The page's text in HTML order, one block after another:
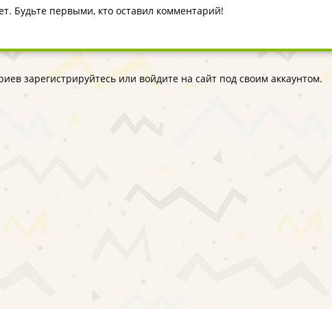
Будьте первыми, кто оставил комментарий!
зарегистрируйтесь или войдите на сайт под своим аккаунтом.